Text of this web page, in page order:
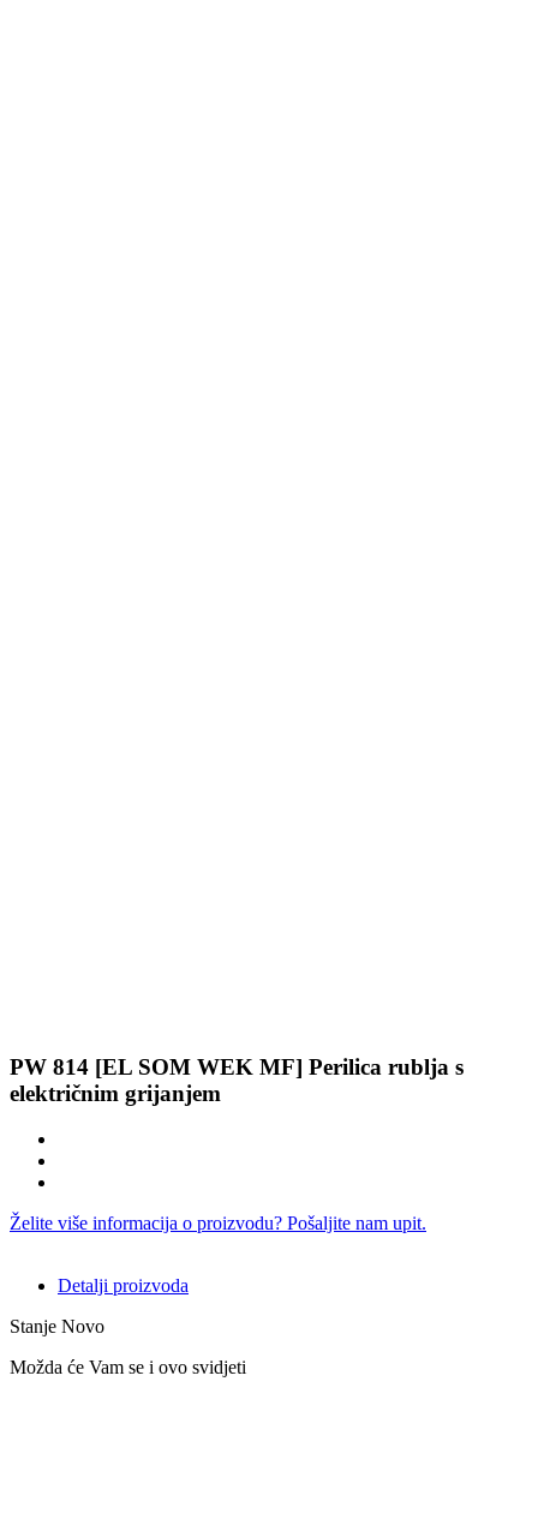
PW 814 [EL SOM WEK MF] Perilica rublja s
električnim grijanjem
Želite više informacija o proizvodu? Pošaljite nam upit.
Detalji proizvoda
Stanje Novo
Možda će Vam se i ovo svidjeti